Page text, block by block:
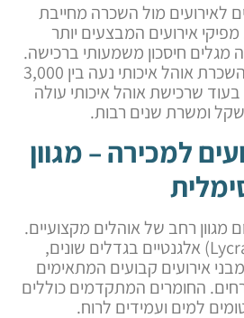
לאירועים מול השכרה מחייבת
אירועים המבצעים יותר
מגלים חיסכון משמעותי ברכישה.
העלות הממוצעת של השכרת אוהל איכותי נעה בין 3,000
בעוד שרכישת אוהל איכותי עולה
למכירה – מגוון
מגוון רחב של אוהלים מקצועיים.
החל מאוהלי לייקרה (Lycra) אלגנטיים בגדלים שונים,
אירועים קבועים המתאימים
החומרים המתקדמים כוללים
למים ועמידים לרוח.